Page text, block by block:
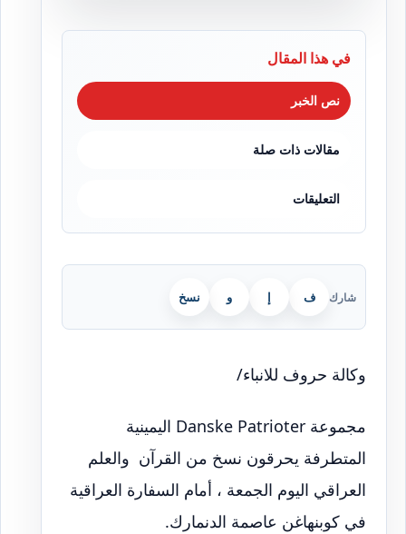
في هذا المقال
نص الخبر
مقالات ذات صلة
التعليقات
شارك ف إ و نسخ
وكالة حروف للانباء/
مجموعة ‏Danske Patrioter‏ اليمينية
المتطرفة يحرقون نسخ من القرآن والعلم
العراقي اليوم الجمعة ، أمام السفارة العراقية
في كوبنهاغن عاصمة الدنمارك.